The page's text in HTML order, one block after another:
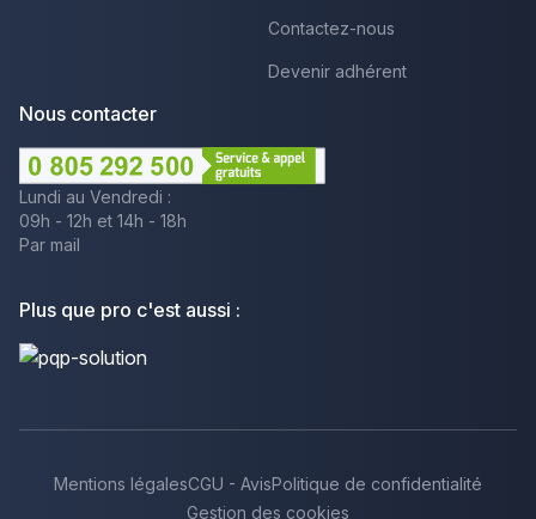
Contactez-nous
Devenir adhérent
Nous contacter
Lundi au Vendredi :
09h - 12h et 14h - 18h
Par mail
Plus que pro c'est aussi :
Mentions légalesCGU - AvisPolitique de confidentialité
Gestion des cookies